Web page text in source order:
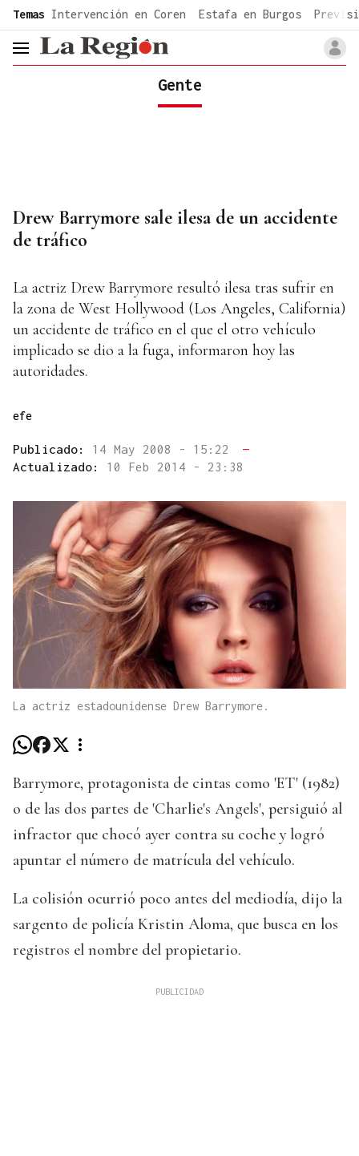
common.go-to-content
Temas Intervención en Coren Estafa en Burgos
header.menu.open
Gente
Drew Barrymore sale ilesa de un accidente
de tráfico
La actriz Drew Barrymore resultó ilesa tras sufrir en
la zona de West Hollywood (Los Angeles, California)
un accidente de tráfico en el que el otro vehículo
implicado se dio a la fuga, informaron hoy las
autoridades.
efe
Publicado: 14 May 2008 - 15:22
—
Actualizado: 10 Feb 2014 - 23:38
La actriz estadounidense Drew Barrymore.
Barrymore, protagonista de cintas como 'ET' (1982)
o de las dos partes de 'Charlie's Angels', persiguió al
infractor que chocó ayer contra su coche y logró
apuntar el número de matrícula del vehículo.
La colisión ocurrió poco antes del mediodía, dijo la
sargento de policía Kristin Aloma, que busca en los
registros el nombre del propietario.